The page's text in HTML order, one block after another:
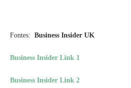
Fontes: Business Insider UK
Business Insider Link 1
Business Insider Link 2